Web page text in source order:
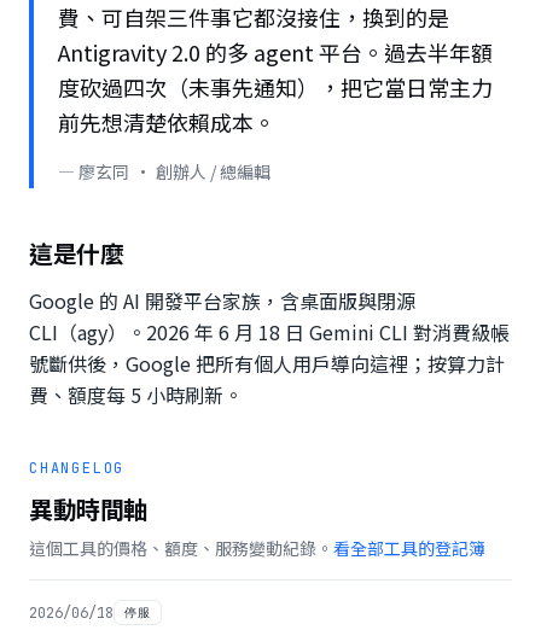
費、可自架三件事它都沒接住，換到的是
Antigravity 2.0 的多 agent 平台。過去半年額
度砍過四次（未事先通知），把它當日常主力
— 廖玄同 · 創辦人 / 總編輯
這是什麼
Google 的 AI 開發平台家族，含桌面版與閉源
CLI（agy）。2026 年 6 月 18 日 Gemini CLI 對消費級帳
號斷供後，Google 把所有個人用戶導向這裡；按算力計
費、額度每 5 小時刷新。
CHANGELOG
異動時間軸
這個工具的價格、額度、服務變動紀錄。 看全部工具的登記簿
2026/06/18 停服